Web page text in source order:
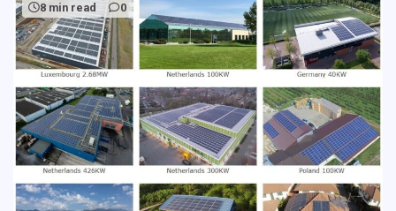
8 min read 0